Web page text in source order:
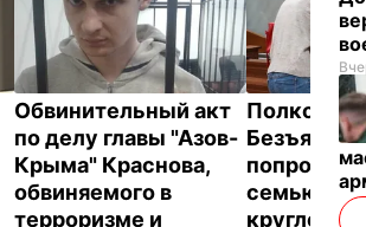
Обвинительный акт
по делу главы "Азов-
Крыма" Краснова,
обвиняемого в
терроризме и
Полковник
попросил
семью под